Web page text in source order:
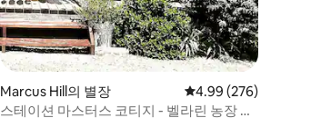
Marcus Hill의 별장 평점 4.99점(5점 만점),
4.99 (276)
스테이션 마스터스 코티지 - 벨라린 농장 숙